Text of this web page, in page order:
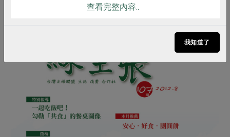
查看完整內容..
我知道了